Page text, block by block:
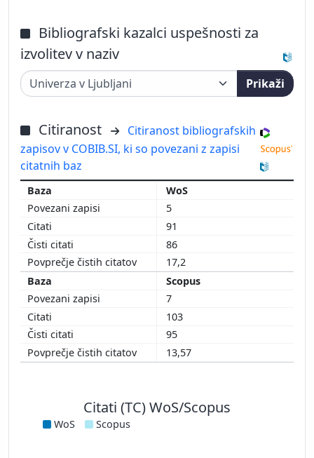
Bibliografski kazalci uspešnosti za
izvolitev v naziv
Prikaži
Citiranost
Citiranost bibliografskih
zapisov v COBIB.SI, ki so povezani z zapisi
citatnih baz
WoS
5
91
86
17,2
Scopus
7
103
95
13,57
Citati (TC) WoS/Scopus
WoS Scopus